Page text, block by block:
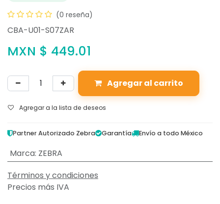
(0 reseña)
CBA-U01-S07ZAR
MXN $ 449.01
Agregar al carrito
Agregar a la lista de deseos
Partner Autorizado Zebra Garantía Envío a todo México
Marca: ZEBRA
Términos y condiciones
Precios más IVA